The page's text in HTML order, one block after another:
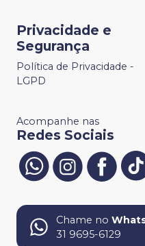
Privacidade e
Segurança
Política de Privacidade -
LGPD
Acompanhe nas
Redes Sociais
Chame no
31 9695-6129